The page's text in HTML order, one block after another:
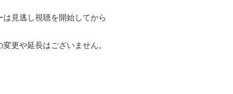
見逃し視聴を開始してから
更や延長はございません。